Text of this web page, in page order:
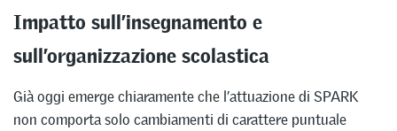
Impatto sull’insegnamento e
sull’organizzazione scolastica
Già oggi emerge chiaramente che l’attuazione di SPARK
non comporta solo cambiamenti di carattere puntuale